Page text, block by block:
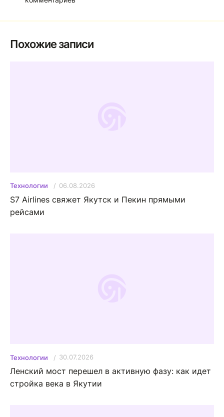
Похожие записи
Технологии 06.08.2026
S7 Airlines свяжет Якутск и Пекин прямыми
рейсами
Технологии 30.07.2026
Ленский мост перешел в активную фазу: как идет
стройка века в Якутии